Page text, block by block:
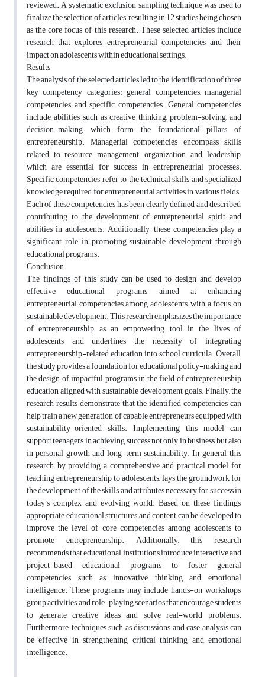
reviewed. A systematic exclusion sampling technique was used to
finalize the selection of articles, resulting in 12 studies being chosen
as the core focus of this research. These selected articles include
research that explores entrepreneurial competencies and their
impact on adolescents within educational settings.
Results
The analysis of the selected articles led to the identification of three
key competency categories: general competencies, managerial
competencies, and specific competencies. General competencies
include abilities such as creative thinking, problem-solving, and
decision-making, which form the foundational pillars of
entrepreneurship. Managerial competencies encompass skills
related to resource management, organization, and leadership,
which are essential for success in entrepreneurial processes.
Specific competencies refer to the technical skills and specialized
knowledge required for entrepreneurial activities in various fields.
Each of these competencies has been clearly defined and described,
contributing to the development of entrepreneurial spirit and
abilities in adolescents. Additionally, these competencies play a
significant role in promoting sustainable development through
educational programs.
Conclusion
The findings of this study can be used to design and develop
effective educational programs aimed at enhancing
entrepreneurial competencies among adolescents, with a focus on
sustainable development. This research emphasizes the importance
of entrepreneurship as an empowering tool in the lives of
adolescents and underlines the necessity of integrating
entrepreneurship-related education into school curricula. Overall,
the study provides a foundation for educational policy-making and
the design of impactful programs in the field of entrepreneurship
education aligned with sustainable development goals.Finally, the
research results demonstrate that the identified competencies can
help train a new generation of capable entrepreneurs equipped with
sustainability-oriented skills. Implementing this model can
support teenagers in achieving success not only in business but also
in personal growth and long-term sustainability. In general, this
research, by providing a comprehensive and practical model for
teaching entrepreneurship to adolescents, lays the groundwork for
the development of the skills and attributes necessary for success in
today's complex and evolving world. Based on these findings,
appropriate educational structures and content can be developed to
improve the level of core competencies among adolescents to
promote entrepreneurship. Additionally, this research
recommends that educational institutions introduce interactive and
project-based educational programs to foster general
competencies such as innovative thinking and emotional
intelligence. These programs may include hands-on workshops,
group activities, and role-playing scenarios that encourage students
to generate creative ideas and solve real-world problems.
Furthermore, techniques such as discussions and case analysis can
be effective in strengthening critical thinking and emotional
intelligence.